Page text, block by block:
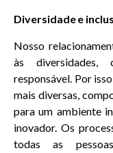
Diversidade e
Nosso
às diversidades,
responsável. Por
mais diversas,
para um ambiente
inovador. Os
todas as